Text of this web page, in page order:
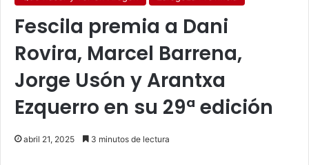
Fescila premia a Dani
Rovira, Marcel Barrena,
Jorge Usón y Arantxa
Ezquerro en su 29ª edición
abril 21, 2025 3 minutos de lectura